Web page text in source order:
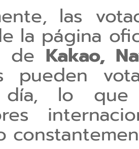
las
la página
de Kakao,
pueden
día, lo